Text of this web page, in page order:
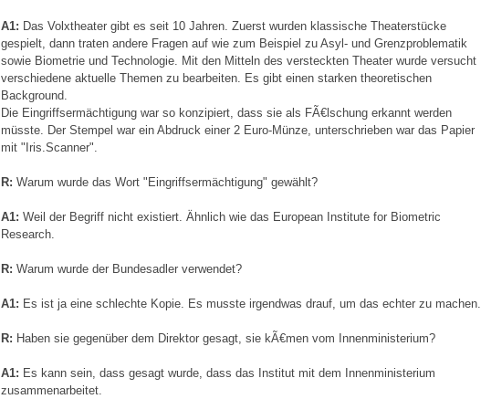
A1: Das Volxtheater gibt es seit 10 Jahren. Zuerst wurden klassische Theaterstücke
gespielt, dann traten andere Fragen auf wie zum Beispiel zu Asyl- und Grenzproblematik
sowie Biometrie und Technologie. Mit den Mitteln des versteckten Theater wurde versucht
verschiedene aktuelle Themen zu bearbeiten. Es gibt einen starken theoretischen
Background.
Die Eingriffsermächtigung war so konzipiert, dass sie als FÃ€lschung erkannt werden
müsste. Der Stempel war ein Abdruck einer 2 Euro-Münze, unterschrieben war das Papier
mit "Iris.Scanner".
R: Warum wurde das Wort "Eingriffsermächtigung" gewählt?
A1: Weil der Begriff nicht existiert. Ähnlich wie das European Institute for Biometric
Research.
R: Warum wurde der Bundesadler verwendet?
A1: Es ist ja eine schlechte Kopie. Es musste irgendwas drauf, um das echter zu machen.
R: Haben sie gegenüber dem Direktor gesagt, sie kÃ€men vom Innenministerium?
A1: Es kann sein, dass gesagt wurde, dass das Institut mit dem Innenministerium
zusammenarbeitet.